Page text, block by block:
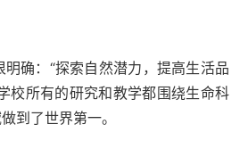
确：“探索自然潜力，提高生活品
所有的研究和教学都围绕生命科
到了世界第一。